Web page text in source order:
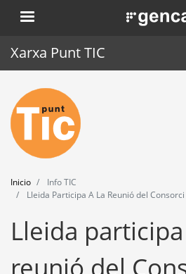
Pasar
al
. Obre en
Xarxa Punt TIC
Inicio
Punt TIC
Actualidad
Agenda
Formación
Herramientas
Inicio
Info TIC
Lleida Participa A La Reunió del
Lleida
reunió del